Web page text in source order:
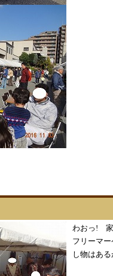
わおっ! 家
フリーマ
し物はあ